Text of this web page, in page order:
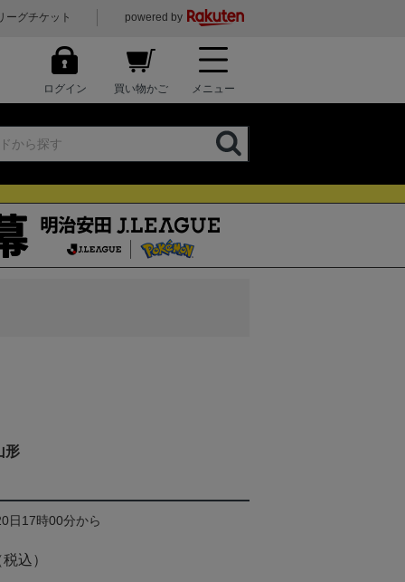
ーグチケット powered by
ログイン 買い物かご メニュー
形
日17時00分から
込）